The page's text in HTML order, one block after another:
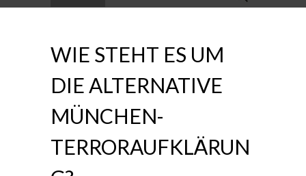
nach:
WIE STEHT ES UM
DIE ALTERNATIVE
MÜNCHEN-
TERRORAUFKLÄRUN